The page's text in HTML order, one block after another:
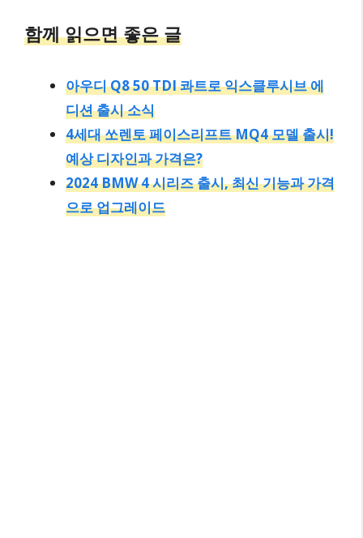
함께 읽으면 좋은 글
아우디 Q8 50 TDI 콰트로 익스클루시브 에
디션 출시 소식
4세대 쏘렌토 페이스리프트 MQ4 모델 출시!
예상 디자인과 가격은?
2024 BMW 4 시리즈 출시, 최신 기능과 가격
으로 업그레이드